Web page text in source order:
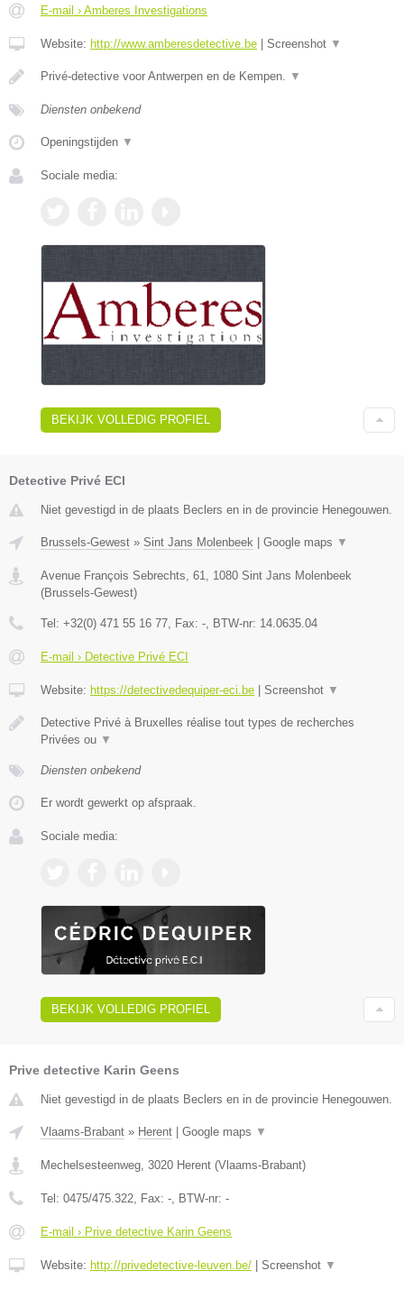
E-mail › Amberes Investigations
Website: http://www.amberesdetective.be Screenshot ▼
Privé-detective voor Antwerpen en de Kempen. ▼
Diensten onbekend
Openingstijden ▼
Sociale media:
BEKIJK VOLLEDIG PROFIEL
Detective Privé ECI
Niet gevestigd in de plaats Beclers en in de provincie Henegouwen.
Brussels-Gewest » Sint Jans Molenbeek Google maps ▼
Avenue François Sebrechts, 61, 1080 Sint Jans Molenbeek
(Brussels-Gewest)
Tel: +32(0) 471 55 16 77, Fax: -, BTW-nr: 14.0635.04
E-mail › Detective Privé ECI
Website: https://detectivedequiper-eci.be Screenshot ▼
Detective Privé à Bruxelles réalise tout types de recherches
Privées ou ▼
Diensten onbekend
Er wordt gewerkt op afspraak.
Sociale media:
BEKIJK VOLLEDIG PROFIEL
Prive detective Karin Geens
Niet gevestigd in de plaats Beclers en in de provincie Henegouwen.
Vlaams-Brabant » Herent | Google maps ▼
Mechelsesteenweg 3020 Herent (Vlaams-Brabant)
Tel: 0475/475.322 , Fax: - , BTW-nr: -
E-mail › Prive detective Karin Geens
Website: http://privedetective-leuven.be/ | Screenshot ▼